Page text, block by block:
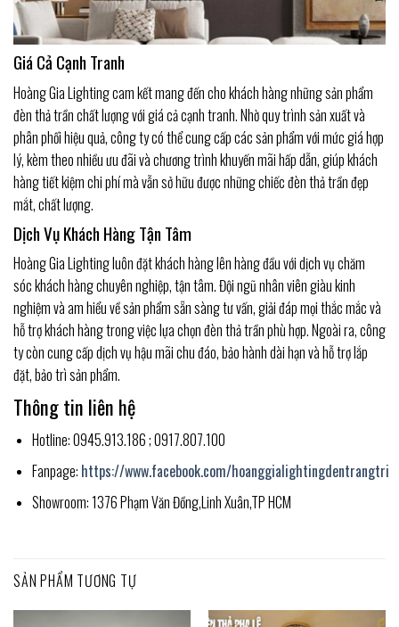
Giá Cả Cạnh Tranh
Hoàng Gia Lighting cam kết mang đến cho khách hàng những sản phẩm
đèn thả trần chất lượng với giá cả cạnh tranh. Nhờ quy trình sản xuất và
phân phối hiệu quả, công ty có thể cung cấp các sản phẩm với mức giá hợp
lý, kèm theo nhiều ưu đãi và chương trình khuyến mãi hấp dẫn, giúp khách
hàng tiết kiệm chi phí mà vẫn sở hữu được những chiếc đèn thả trần đẹp
mắt, chất lượng.
Dịch Vụ Khách Hàng Tận Tâm
Hoàng Gia Lighting luôn đặt khách hàng lên hàng đầu với dịch vụ chăm
sóc khách hàng chuyên nghiệp, tận tâm. Đội ngũ nhân viên giàu kinh
nghiệm và am hiểu về sản phẩm sẵn sàng tư vấn, giải đáp mọi thắc mắc và
hỗ trợ khách hàng trong việc lựa chọn đèn thả trần phù hợp. Ngoài ra, công
ty còn cung cấp dịch vụ hậu mãi chu đáo, bảo hành dài hạn và hỗ trợ lắp
đặt, bảo trì sản phẩm.
Thông tin liên hệ
Hotline: 0945.913.186 ; 0917.807.100
Fanpage: https://www.facebook.com/hoanggialightingdentrangtri
Showroom: 1376 Phạm Văn Đồng,Linh Xuân,TP HCM
SẢN PHẨM TƯƠNG TỰ